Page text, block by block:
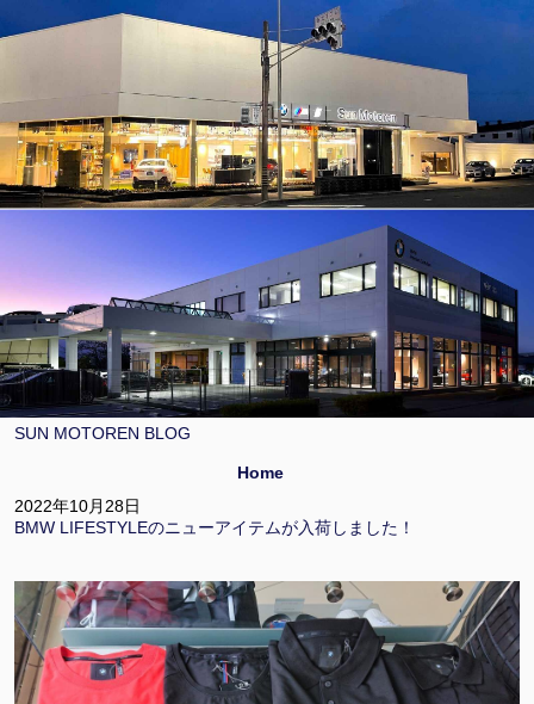
SUN MOTOREN BLOG
Home
2022年10月28日
BMW LIFESTYLEのニューアイテムが入荷しました！